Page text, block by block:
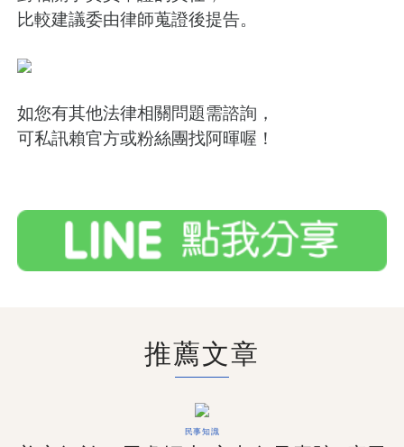
比較建議委由律師蒐證後提告。
如您有其他法律相關問題需諮詢，
可私訊賴官方或粉絲團找阿暉喔！
推薦文章
民事知識